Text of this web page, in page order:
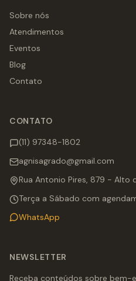
Sobre nós
Atendimentos
Eventos
Blog
Contato
CONTATO
(11) 97348-1802
agnisagrado@gmail.com
Rua Antonio Pires, 879 - Alto
Terça a Sábado com
WhatsApp
NEWSLETTER
Receba conteúdos sobre bem-